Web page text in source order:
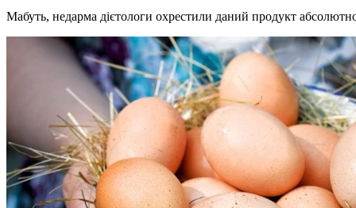
Мабуть, недарма дієтологи охрестили даний продукт